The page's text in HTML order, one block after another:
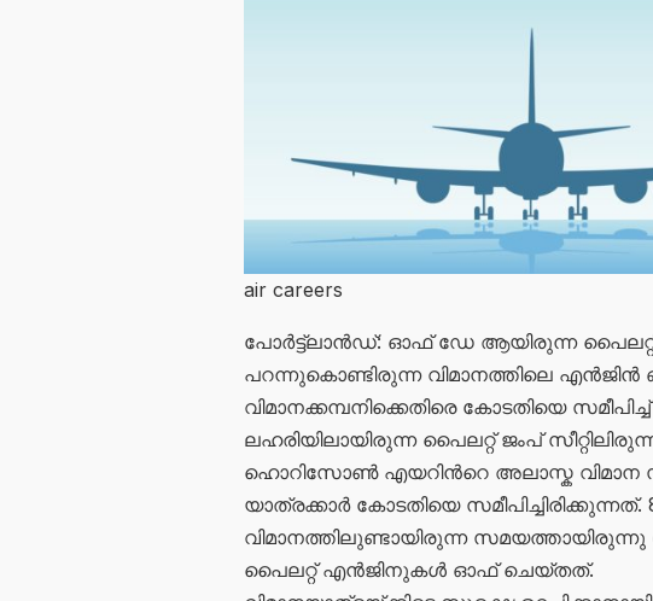
air careers
പോര്‍ട്ട്ലാന്‍ഡ്: ഓഫ് ഡേ ആയിരുന്ന
പറന്നുകൊണ്ടിരുന്ന വിമാനത്തിലെ
വിമാനക്കമ്പനിക്കെതിരെ കോടതിയെ
ലഹരിയിലായിരുന്ന പൈലറ്റ് ജംപ്
ഹൊറിസോണ്‍ എയറിന്‍റെ അലാസ്ക വിമാന
യാത്രക്കാര്‍ കോടതിയെ സമീപിച്ചിരിക്കുന്നത്.
വിമാനത്തിലുണ്ടായിരുന്ന
പൈലറ്റ് എൻജിനുകൾ ഓഫ് ചെയ്തത്.